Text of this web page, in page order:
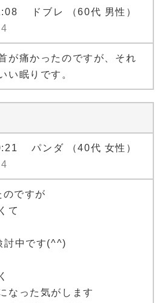
ドブレ （60代 男性）
4
が痛かったのですが、それ
い眠りです。
パンダ （40代 女性）
4
ですが
て
討中です(^^)
なった気がします